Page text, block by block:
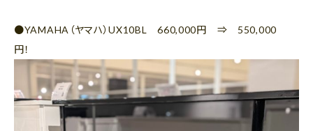
●YAMAHA（ヤマハ）UX10BL 660,000円 ⇒ 550,000
円！